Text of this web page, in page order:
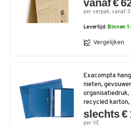
vanaf €
per verpak. vanaf
Levertijd:Binnen
Vergelijken
Exacompta
nieten,
organisatiedruk,
recycled karton,
slechts €
per VE